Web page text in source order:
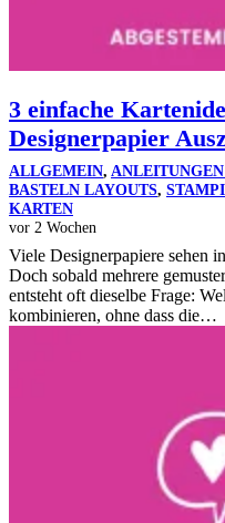
3 einfache
Designerpapier
ALLGEMEIN,
BASTELN LAYOUTS,
KARTEN
vor 2 Wochen
Viele Designerpapiere sehen
Doch sobald mehrere
entsteht oft dieselbe Frage:
kombinieren, ohne dass die…